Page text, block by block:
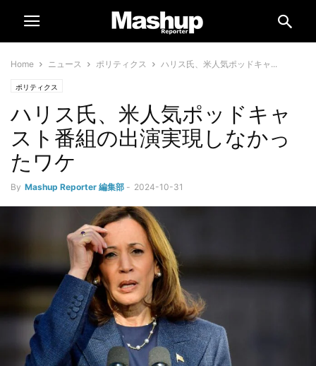
Home ニュース ポリティクス ハリス氏、米人気ポッドキャ...
ポリティクス
ハリス氏、米人気ポッドキャ
スト番組の出演実現しなかっ
たワケ
By Mashup Reporter 編集部 - 2024-10-31